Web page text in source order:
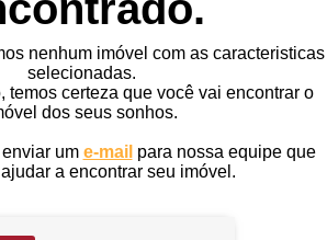
nenhum imóvel com as caracteristicas
selecionadas.
temos certeza que você vai encontrar o
dos seus sonhos.
um e-mail para nossa equipe que
a encontrar seu imóvel.